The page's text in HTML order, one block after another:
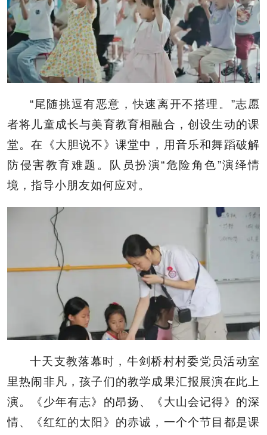
“尾随挑逗有恶意，快速离开不搭理。”志愿
者将儿童成长与美育教育相融合，创设生动的课
堂。在《大胆说不》课堂中，用音乐和舞蹈破解
防侵害教育难题。队员扮演“危险角色”演绎情
境，指导小朋友如何应对。
十天支教落幕时，牛剑桥村村委党员活动室
里热闹非凡，孩子们的教学成果汇报展演在此上
演。《少年有志》的昂扬、《大山会记得》的深
情、《红红的太阳》的赤诚，一个个节目都是课